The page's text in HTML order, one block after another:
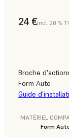
24 €incl. 20 %
Broche
Form Auto
Guide
MATÉRIEL
Form